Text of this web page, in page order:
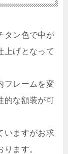
タン色で中が
上げとなって
フレームを変
な額装が可
いますがお求
ます。